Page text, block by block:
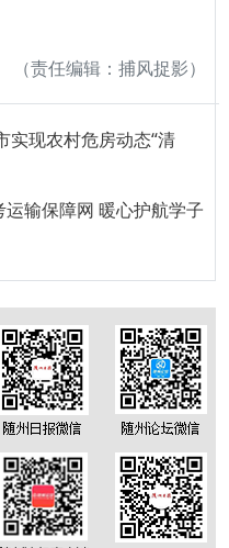
（责任编辑：捕风捉影）
实现农村危房动态“清
输保障网 暖心护航学子